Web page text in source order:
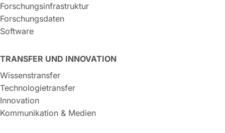
Forschungsinfrastruktur
Forschungsdaten
Software
TRANSFER UND INNOVATION
Wissenstransfer
Technologietransfer
Innovation
Kommunikation & Medien